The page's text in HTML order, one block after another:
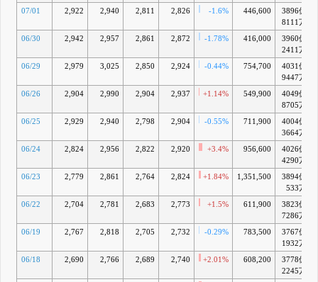
07/01
2,922 2,940 2,811 2,826 -1.6% 446,600
3896億
8111万
06/30
2,942 2,957 2,861 2,872 -1.78% 416,000
3960億
2411万
06/29
2,979 3,025 2,850 2,924 -0.44% 754,700
4031億
9447万
06/26 2,904 2,990 2,904 2,937 +1.14% 549,900
4049億
8705万
06/25 2,929 2,940 2,798 2,904 -0.55% 711,900
4004億
3664万
06/24 2,824 2,956 2,822 2,920 +3.4% 956,600
4026億
4290万
06/23 2,779 2,861 2,764 2,824 +1.84% 1,351,500
3894億
533万
06/22 2,704 2,781 2,683 2,773 +1.5% 611,900
3823億
7286万
06/19
2,767 2,818 2,705 2,732 -0.29% 783,500
3767億
1932万
06/18
2,690 2,766 2,689 2,740 +2.01% 608,200
3778億
2245万